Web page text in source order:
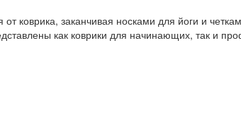
коврика, заканчивая носками для йоги и
как коврики для начинающих, так и